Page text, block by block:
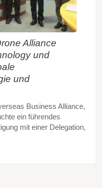
Alliance
und
und
Business Alliance,
ein führendes
mit einer Delegation,